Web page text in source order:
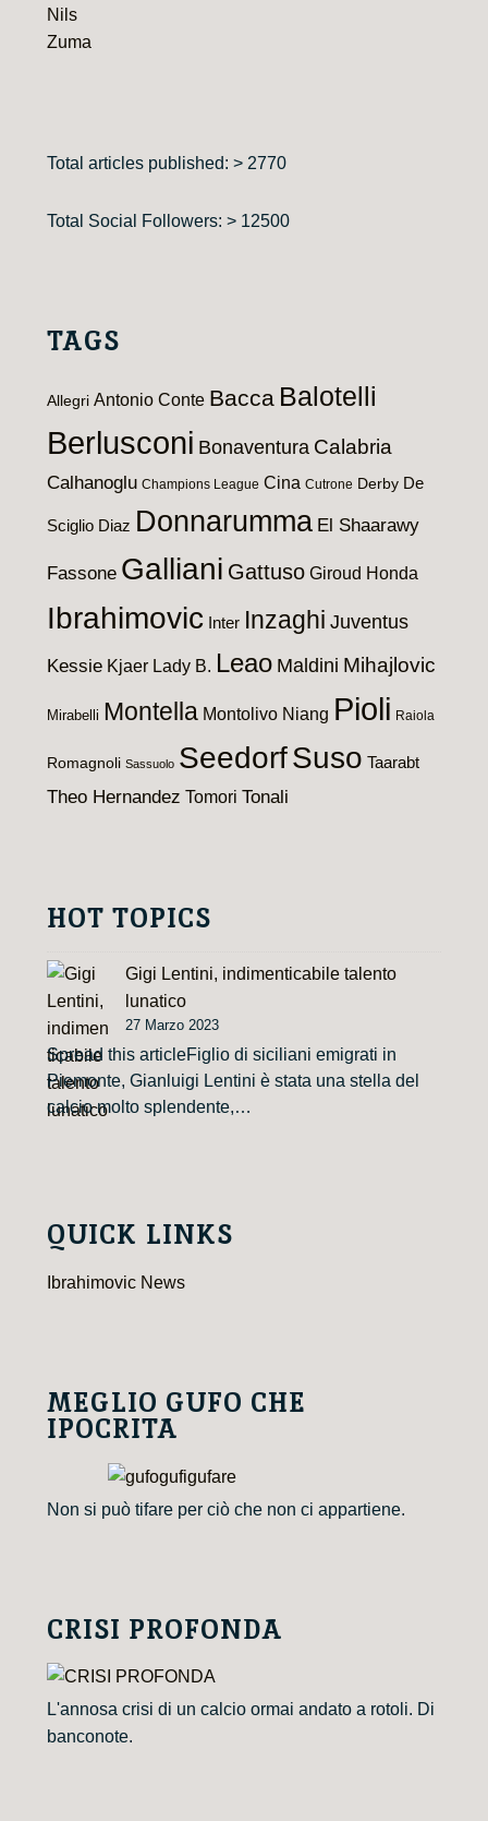
Nils
Zuma
Total articles published: > 2770
Total Social Followers: > 12500
TAGS
Allegri Antonio Conte Bacca Balotelli
Berlusconi Bonaventura Calabria
Calhanoglu Champions League Cina Cutrone Derby De
Sciglio Diaz Donnarumma El Shaarawy
Fassone Galliani Gattuso Giroud Honda
Ibrahimovic Inter Inzaghi Juventus
Kessie Kjaer Lady B. Leao Maldini Mihajlovic
Mirabelli Montella Montolivo Niang Pioli Raiola
Romagnoli Sassuolo SeedorfSuso Taarabt
Theo Hernandez Tomori Tonali
HOT TOPICS
Gigi Lentini, indimenticabile talento
lunatico
27 Marzo 2023
Spread this articleFiglio di siciliani emigrati in
Piemonte, Gianluigi Lentini è stata una stella del
calcio molto splendente,…
QUICK LINKS
Ibrahimovic News
MEGLIO GUFO CHE
IPOCRITA
Non si può tifare per ciò che non ci appartiene.
CRISI PROFONDA
L'annosa crisi di un calcio ormai andato a rotoli. Di
banconote.